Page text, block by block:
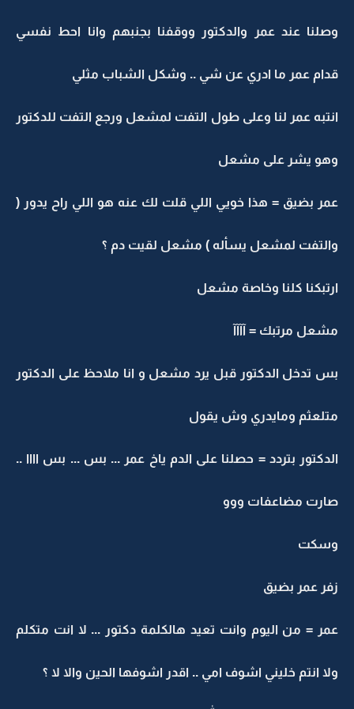
وصلنا عند عمر والدكتور ووقفنا بجنبهم وانا احط نفسي
قدام عمر ما ادري عن شي .. وشكل الشباب مثلي
انتبه عمر لنا وعلى طول التفت لمشعل ورجع التفت للدكتور
وهو يشر على مشعل
عمر بضيق = هذا خويي اللي قلت لك عنه هو اللي راح يدور (
والتفت لمشعل يسأله ) مشعل لقيت دم ؟
ارتبكنا كلنا وخاصة مشعل
مشعل مرتبك = آآآآ
بس تدخل الدكتور قبل يرد مشعل و انا ملاحظ على الدكتور
متلعثم ومايدري وش يقول
الدكتور بتردد = حصلنا على الدم ياخ عمر ... بس ... بس اااا ..
صارت مضاعفات ووو
وسكت
زفر عمر بضيق
عمر = من اليوم وانت تعيد هالكلمة دكتور ... لا انت متكلم
ولا انتم خليني اشوف امي .. اقدر اشوفها الحين والا لا ؟